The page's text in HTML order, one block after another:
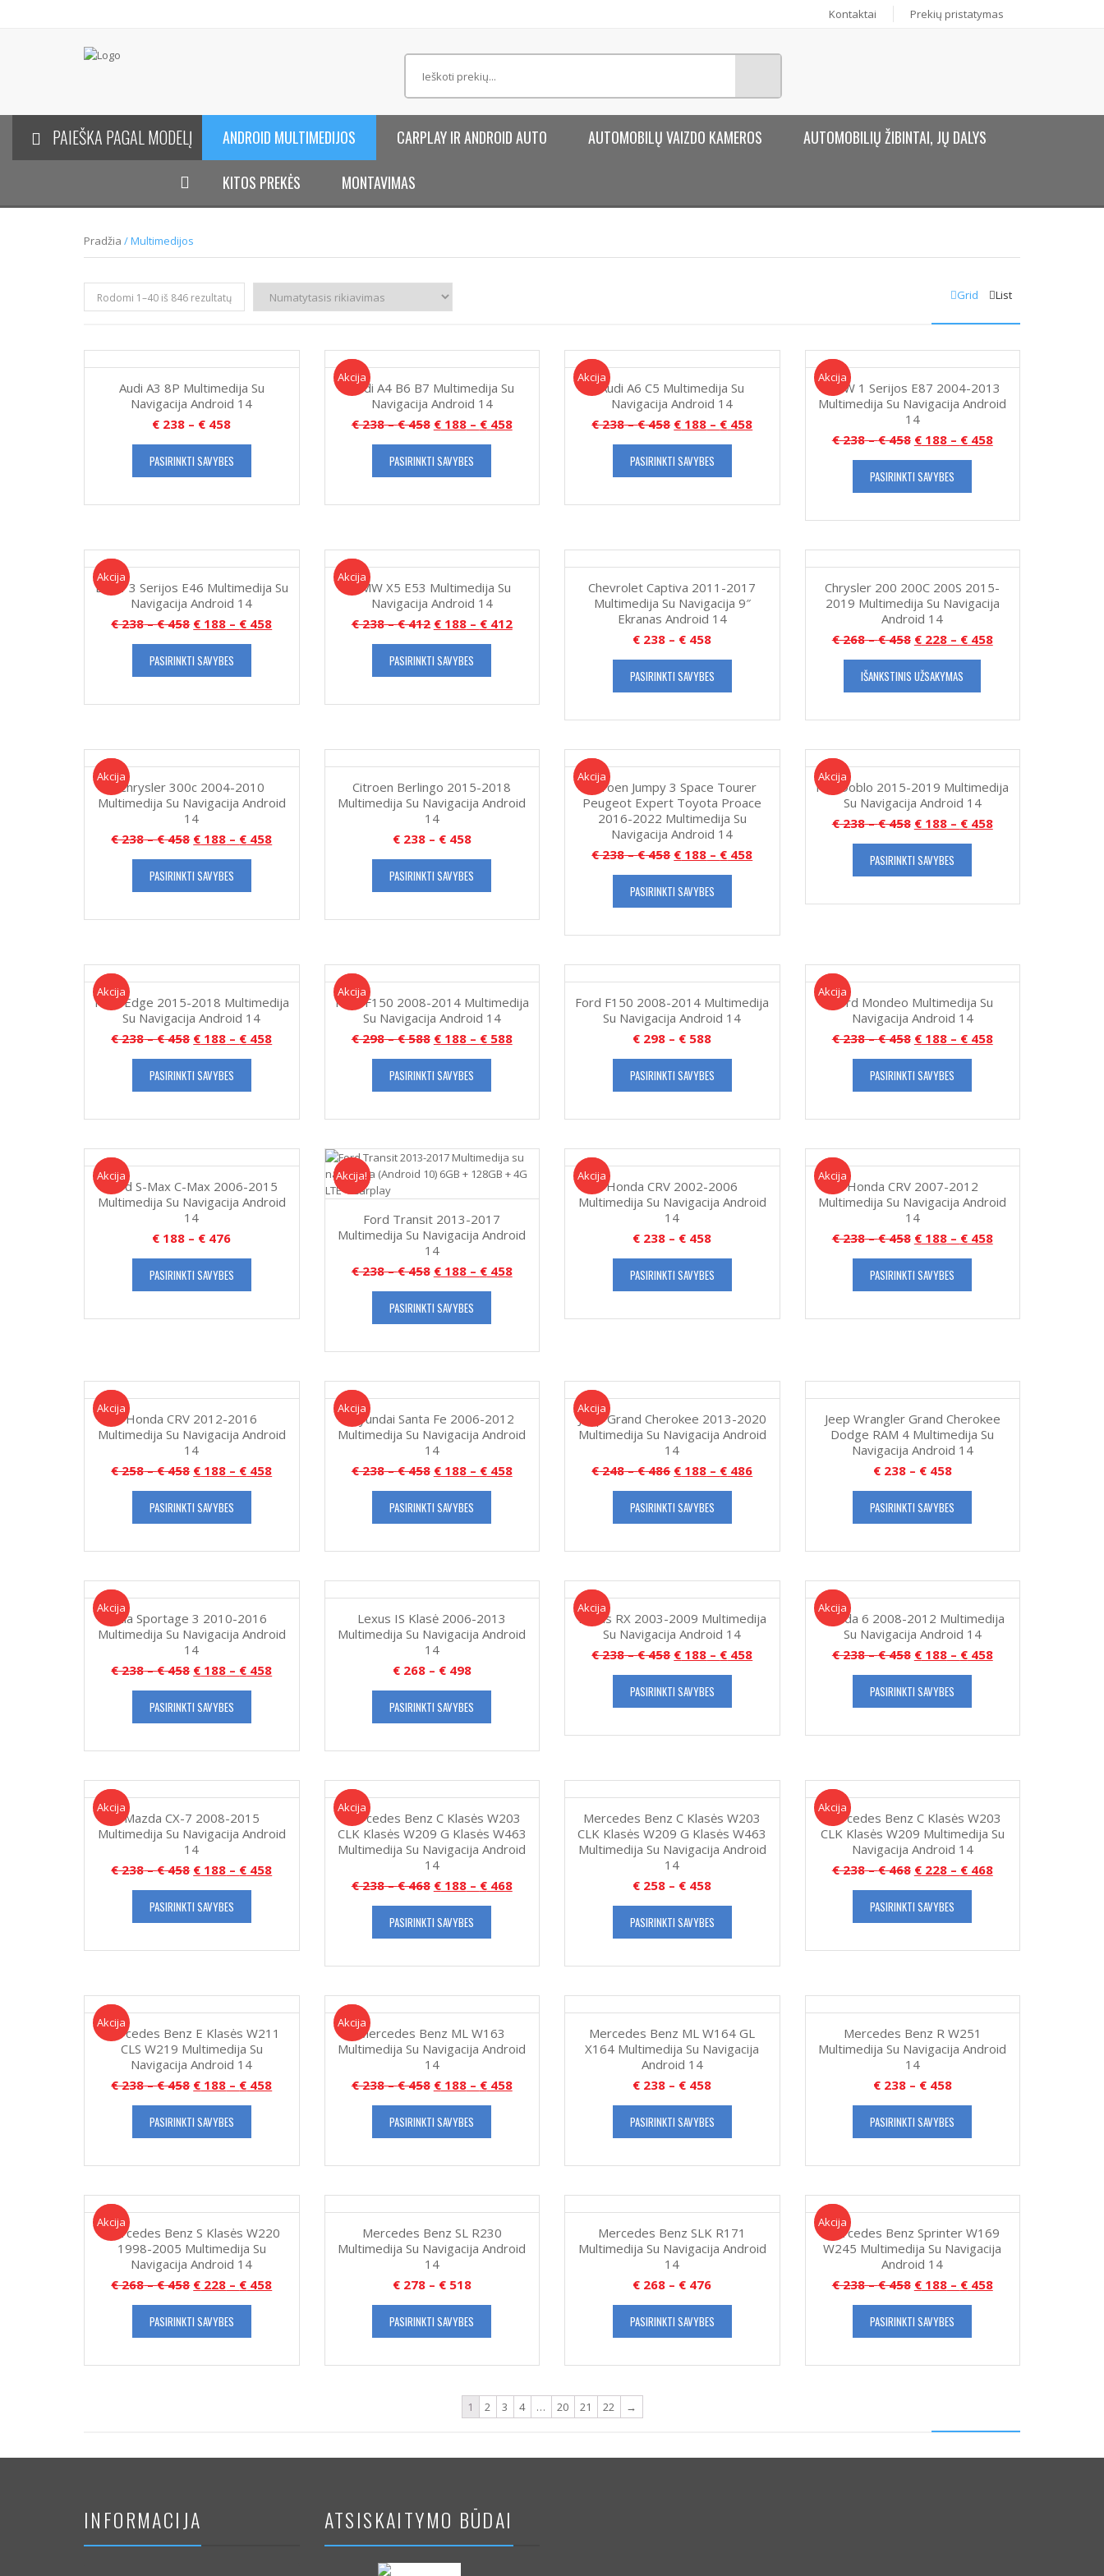
Kontaktai Prekių pristatymas
PAIEŠKA PAGAL MODELĮ ANDROID MULTIMEDIJOS CARPLAY IR ANDROID AUTO AUTOMOBILŲ VAIZDO KAMEROS AUTOMOBILIŲ ŽIBINTAI, JŲ DALYS
KITOS PREKĖS MONTAVIMAS
Pradžia / Multimedijos
Grid List
Rodomi 1–40 iš 846 rezultatų
Audi A3 8P Multimedija Su
Navigacija Android 14
€ 238 – € 458
PASIRINKTI SAVYBES
Akcija
Akcija!
Audi A4 B6 B7 Multimedija Su
Navigacija Android 14
€238–€458 €188– €458
PASIRINKTI SAVYBES
Akcija
Akcija!
Audi A6 C5 Multimedija Su
Navigacija Android 14
€238–€458 € 188 – € 458
PASIRINKTI SAVYBES
Akcija
Akcija!
BMW 1 Serijos E87 2004-2013
Multimedija Su Navigacija Android
14
€238–€458 €188– €458
PASIRINKTI SAVYBES
Akcija
Akcija!
BMW 3 Serijos E46 Multimedija Su
Navigacija Android 14
€238–€458 € 188 – € 458
PASIRINKTI SAVYBES
Akcija
Akcija!
BMW X5 E53 Multimedija Su
Navigacija Android 14
€238–€412 €188– €412
PASIRINKTI SAVYBES
Chevrolet Captiva 2011-2017
Multimedija Su Navigacija 9″
Ekranas Android 14
€ 238 – € 458
PASIRINKTI SAVYBES
Chrysler 200 200C 200S 2015-
2019 Multimedija Su Navigacija
Android 14
€268–€458 €228– €458
IŠANKSTINIS UŽSAKYMAS
Akcija
Akcija!
Chrysler 300c 2004-2010
Multimedija Su Navigacija Android
14
€238–€458 € 188 – € 458
PASIRINKTI SAVYBES
Citroen Berlingo 2015-2018
Multimedija Su Navigacija Android
14
€238– €458
PASIRINKTI SAVYBES
Akcija
Akcija!
Citroen Jumpy 3 Space Tourer
Peugeot Expert Toyota Proace
2016-2022 Multimedija Su
Navigacija Android 14
€238–€458 € 188 – € 458
PASIRINKTI SAVYBES
Akcija
Akcija!
Fiat Doblo 2015-2019 Multimedija
Su Navigacija Android 14
€238–€458 €188– €458
PASIRINKTI SAVYBES
Akcija
Akcija!
Ford Edge 2015-2018 Multimedija
Su Navigacija Android 14
€238–€458 € 188 – € 458
PASIRINKTI SAVYBES
Akcija
Akcija!
Ford F150 2008-2014 Multimedija
Su Navigacija Android 14
€298–€588 €188– €588
PASIRINKTI SAVYBES
Ford F150 2008-2014 Multimedija
Su Navigacija Android 14
€ 298 – € 588
PASIRINKTI SAVYBES
Akcija
Akcija!
Ford Mondeo Multimedija Su
Navigacija Android 14
€238–€458 €188– €458
PASIRINKTI SAVYBES
Akcija
Akcija!
Ford S-Max C-Max 2006-2015
Multimedija Su Navigacija Android
14
€ 188 – € 476
PASIRINKTI SAVYBES
Akcija
Akcija!
Ford Transit 2013-2017
Multimedija Su Navigacija Android
14
€238–€458 €188– €458
PASIRINKTI SAVYBES
Akcija
Akcija!
Honda CRV 2002-2006
Multimedija Su Navigacija Android
14
€ 238 – € 458
PASIRINKTI SAVYBES
Akcija
Akcija!
Honda CRV 2007-2012
Multimedija Su Navigacija Android
14
€238–€458 €188– €458
PASIRINKTI SAVYBES
Akcija
Akcija!
Honda CRV 2012-2016
Multimedija Su Navigacija Android
14
€258–€458 € 188 – € 458
PASIRINKTI SAVYBES
Akcija
Akcija!
Hyundai Santa Fe 2006-2012
Multimedija Su Navigacija Android
14
€238–€458 €188– €458
PASIRINKTI SAVYBES
Akcija
Akcija!
Jeep Grand Cherokee 2013-2020
Multimedija Su Navigacija Android
14
€248–€486 € 188 – € 486
PASIRINKTI SAVYBES
Jeep Wrangler Grand Cherokee
Dodge RAM 4 Multimedija Su
Navigacija Android 14
€238– €458
PASIRINKTI SAVYBES
Akcija
Akcija!
Kia Sportage 3 2010-2016
Multimedija Su Navigacija Android
14
€238–€458 € 188 – € 458
PASIRINKTI SAVYBES
Lexus IS Klasė 2006-2013
Multimedija Su Navigacija Android
14
€268– €498
PASIRINKTI SAVYBES
Akcija
Akcija!
Lexus RX 2003-2009 Multimedija
Su Navigacija Android 14
€238–€458 € 188 – € 458
PASIRINKTI SAVYBES
Akcija
Akcija!
Mazda 6 2008-2012 Multimedija
Su Navigacija Android 14
€238–€458 €188– €458
PASIRINKTI SAVYBES
Akcija
Akcija!
Mazda CX-7 2008-2015
Multimedija Su Navigacija Android
14
€238–€458 € 188 – € 458
PASIRINKTI SAVYBES
Akcija
Akcija!
Mercedes Benz C Klasės W203
CLK Klasės W209 G Klasės W463
Multimedija Su Navigacija Android
14
€238–€468 €188– €468
PASIRINKTI SAVYBES
Mercedes Benz C Klasės W203
CLK Klasės W209 G Klasės W463
Multimedija Su Navigacija Android
14
€ 258 – € 458
PASIRINKTI SAVYBES
Akcija
Akcija!
Mercedes Benz C Klasės W203
CLK Klasės W209 Multimedija Su
Navigacija Android 14
€238–€468 €228– €468
PASIRINKTI SAVYBES
Akcija
Akcija!
Mercedes Benz E Klasės W211
CLS W219 Multimedija Su
Navigacija Android 14
€238–€458 € 188 – € 458
PASIRINKTI SAVYBES
Akcija
Akcija!
Mercedes Benz ML W163
Multimedija Su Navigacija Android
14
€238–€458 €188– €458
PASIRINKTI SAVYBES
Mercedes Benz ML W164 GL
X164 Multimedija Su Navigacija
Android 14
€ 238 – € 458
PASIRINKTI SAVYBES
Mercedes Benz R W251
Multimedija Su Navigacija Android
14
€238– €458
PASIRINKTI SAVYBES
Akcija
Akcija!
Mercedes Benz S Klasės W220
1998-2005 Multimedija Su
Navigacija Android 14
€268–€458 € 228 – € 458
PASIRINKTI SAVYBES
Mercedes Benz SL R230
Multimedija Su Navigacija Android
14
€278– €518
PASIRINKTI SAVYBES
Mercedes Benz SLK R171
Multimedija Su Navigacija Android
14
€ 268 – € 476
PASIRINKTI SAVYBES
Akcija
Akcija!
Mercedes Benz Sprinter W169
W245 Multimedija Su Navigacija
Android 14
€238–€458 €188– €458
PASIRINKTI SAVYBES
1 2 3 4 … 20 21 22 →
INFORMACIJA ATSISKAITYMO BŪDAI